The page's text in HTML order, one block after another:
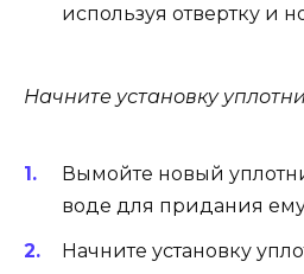
используя отвертку и
Начните установку
Вымойте новый
воде для придания ему
Начните установку